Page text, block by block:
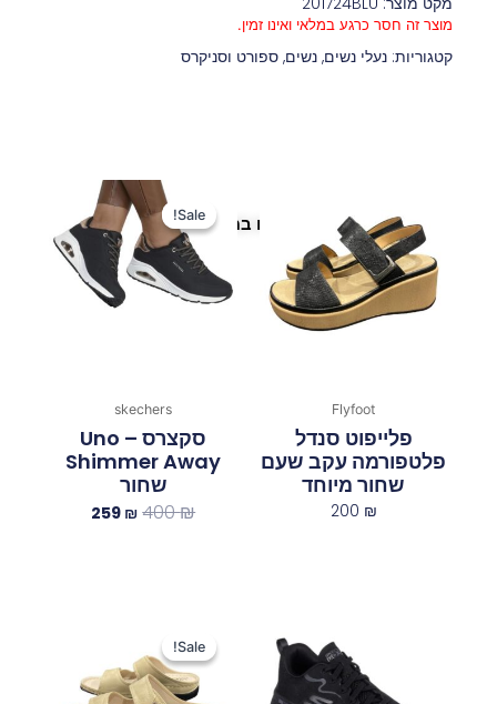
מוצר זה חסר כרגע במלאי ואינו זמין.
קטגוריות: נעלי נשים, נשים, ספורט וסניקרס
פריטים נוספים במיוחד בשבילך
Flyfoot
פלייפוט סנדל
פלטפורמה עקב שעם
שחור מיוחד
200 ₪
Sale!
Sale!
skechers
סקצרס Uno –
Shimmer Away
שחור
400₪
המחיר
המקורי
היה:
400 ₪.
259 ₪
הנוכחי
הוא:
259 ₪.
Sale!
Sale!
היה:
200 ₪.
150 ₪.